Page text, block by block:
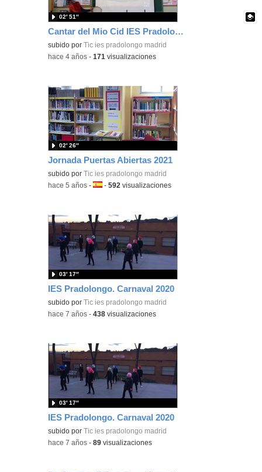
Cantar del Mio Cid IES Pradolongo
Contenido educativo.
subido porTic ies pradolongo madrid
02′ 51″
-hace 4 años -171 visualizaciones
Jornada Puertas Abiertas 2021
subido porTic ies pradolongo madrid
02′ 26″
-hace 5 años -Idioma:
-592 visualizaciones
IES Pradolongo. Carnaval 2020
subido porTic ies pradolongo madrid
03′ 17″
-hace 7 años -438 visualizaciones
IES Pradolongo. Carnaval 2020
subido porTic ies pradolongo madrid
03′ 17″
-hace 7 años -89 visualizaciones